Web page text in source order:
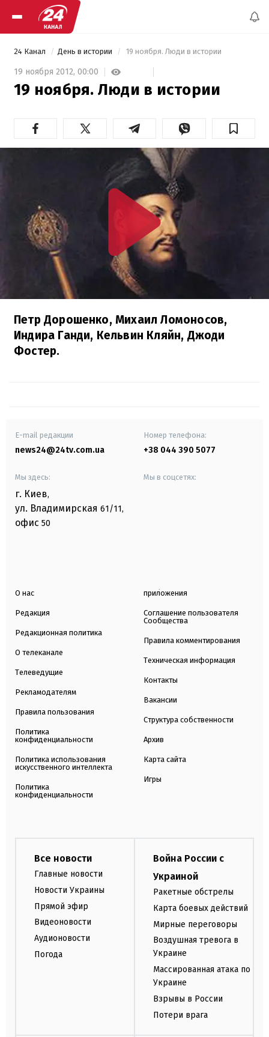
24 Канал День в истории 19 ноября. Люди в истории
19 ноября 2012, 00:00
19 ноября. Люди в истории
Петр Дорошенко, Михаил Ломоносов,
Индира Ганди, Кельвин Кляйн, Джоди
Фостер.
E-mail редакции
news24@24tv.com.ua
Номер телефона:
+38 044 390 5077
Мы здесь:
г. Киев,
ул. Владимирская 61/11,
офис 50
Мы в соцсетях:
О нас
Редакция
Редакционная политика
О телеканале
Телеведущие
Рекламодателям
Правила пользования
Политика
конфиденциальности
Политика использования
искусственного интеллекта
Политика
конфиденциальности
приложения
Соглашение пользователя
Сообщества
Правила комментирования
Техническая информация
Контакты
Вакансии
Структура собственности
Архив
Карта сайта
Игры
Все новости
Главные новости
Новости Украины
Прямой эфир
Видеоновости
Аудионовости
Погода
Война России с
Украиной
Ракетные обстрелы
Карта боевых действий
Мирные переговоры
Воздушная тревога в
Украине
Массированная атака по
Украине
Взрывы в России
Потери врага